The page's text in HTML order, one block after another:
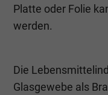
Platte oder Folie
werden.
Die
Glasgewebe als